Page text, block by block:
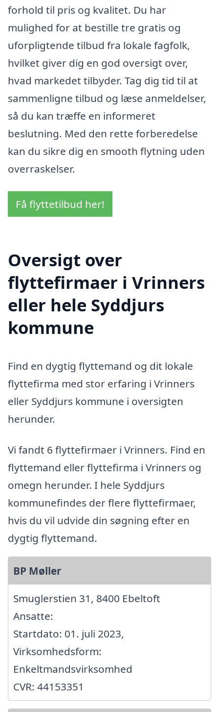
forhold til pris og kvalitet. Du har
mulighed for at bestille tre gratis og
uforpligtende tilbud fra lokale fagfolk,
hvilket giver dig en god oversigt over,
hvad markedet tilbyder. Tag dig tid til at
sammenligne tilbud og læse anmeldelser,
så du kan træffe en informeret
beslutning. Med den rette forberedelse
kan du sikre dig en smooth flytning uden
overraskelser.
Få flyttetilbud her!
Oversigt over
flyttefirmaer i Vrinners
eller hele Syddjurs
kommune
Find en dygtig flyttemand og dit lokale
flyttefirma med stor erfaring i Vrinners
eller Syddjurs kommune i oversigten
herunder.
Vi fandt 6 flyttefirmaer i Vrinners. Find en
flyttemand eller flyttefirma i Vrinners og
omegn herunder. I hele Syddjurs
kommunefindes der flere flyttefirmaer,
hvis du vil udvide din søgning efter en
dygtig flyttemand.
BP Møller
Smuglerstien 31, 8400 Ebeltoft
Ansatte:
Startdato: 01. juli 2023,
Virksomhedsform:
Enkeltmandsvirksomhed
CVR: 44153351